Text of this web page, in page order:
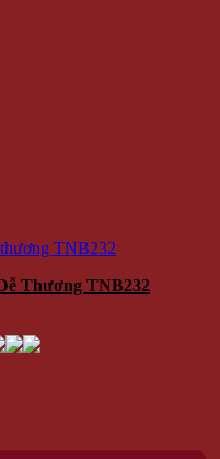
Thương TNB232